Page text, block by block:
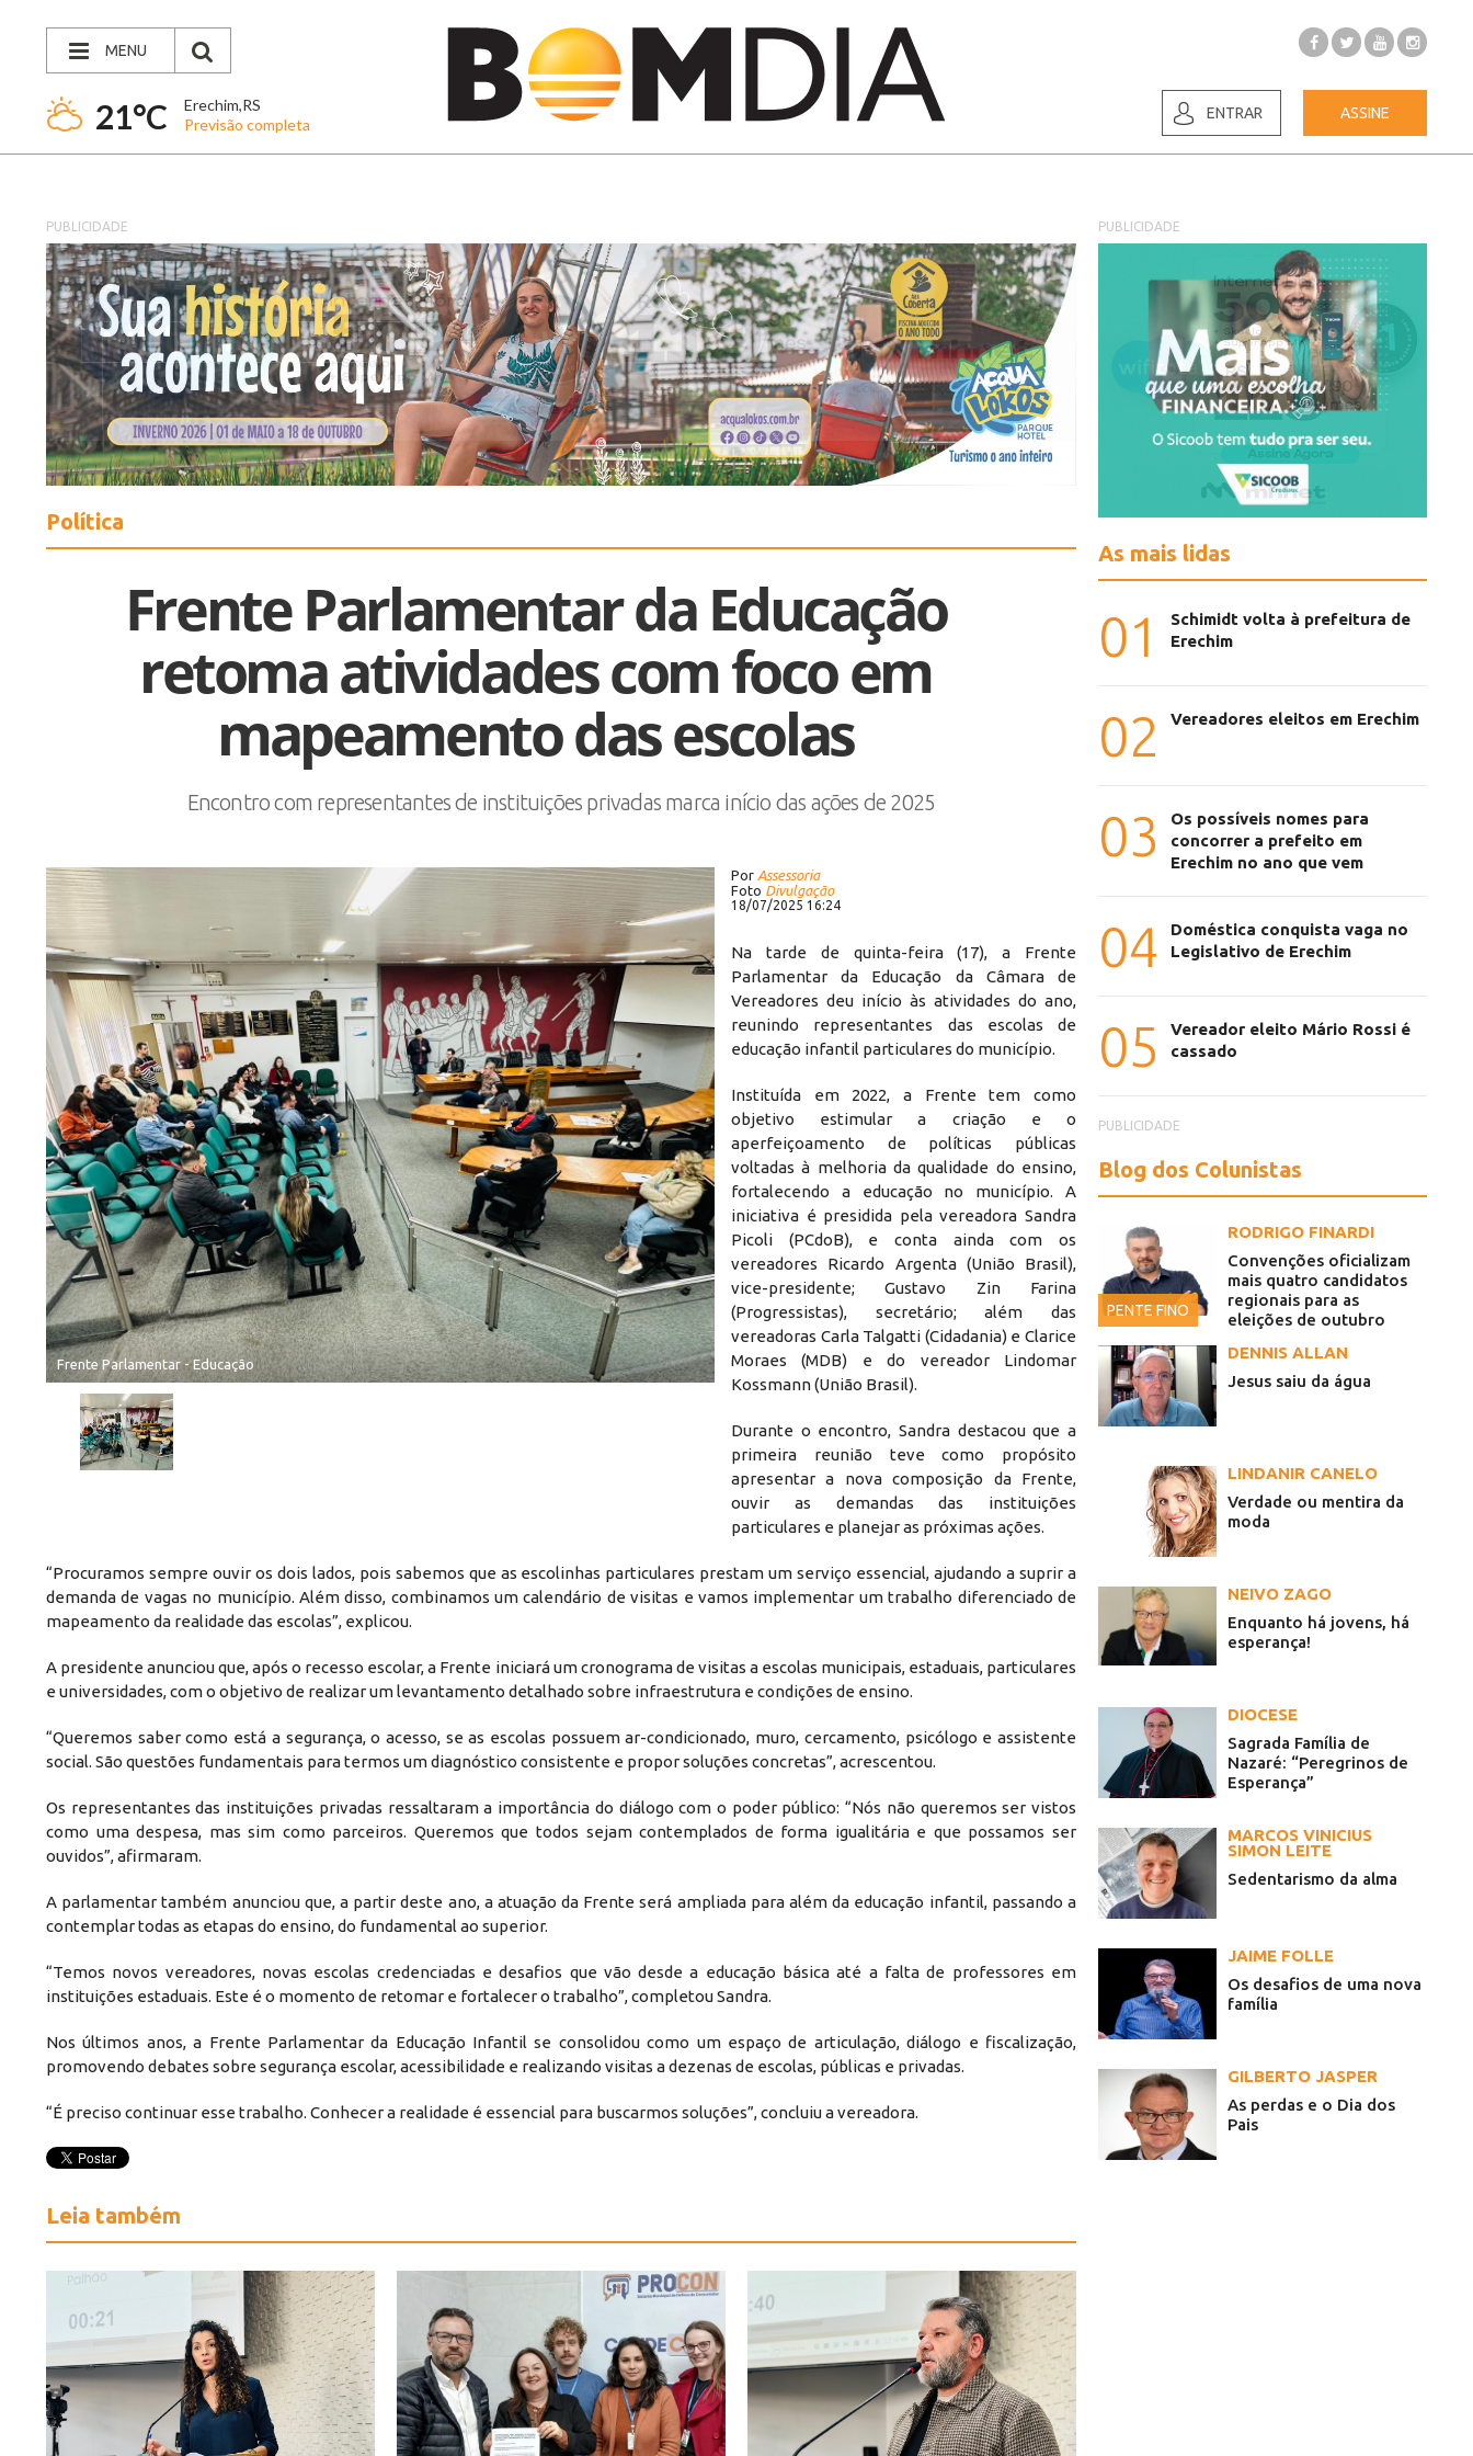
MENU
21°C
Erechim,RS
Previsão completa
ENTRAR ASSINE
PUBLICIDADE
Política
Frente Parlamentar da Educação
retoma atividades com foco em
mapeamento das escolas
Encontro com representantes de instituições privadas marca início das ações de 2025
Frente Parlamentar - Educação
Por Assessoria
Foto Divulgação
18/07/2025 16:24
Na tarde de quinta-feira (17), a Frente
Parlamentar da Educação da Câmara de
Vereadores deu início às atividades do ano,
reunindo representantes das escolas de
educação infantil particulares do município.
Instituída em 2022, a Frente tem como
objetivo estimular a criação e o
aperfeiçoamento de políticas públicas
voltadas à melhoria da qualidade do ensino,
fortalecendo a educação no município. A
iniciativa é presidida pela vereadora Sandra
Picoli (PCdoB), e conta ainda com os
vereadores Ricardo Argenta (União Brasil),
vice-presidente; Gustavo Zin Farina
(Progressistas), secretário; além das
vereadoras Carla Talgatti (Cidadania) e Clarice
Moraes (MDB) e do vereador Lindomar
Kossmann (União Brasil).
Durante o encontro, Sandra destacou que a
primeira reunião teve como propósito
apresentar a nova composição da Frente,
ouvir as demandas das instituições
particulares e planejar as próximas ações.
“Procuramos sempre ouvir os dois lados, pois sabemos que as escolinhas particulares prestam um serviço essencial, ajudando a suprir a
demanda de vagas no município. Além disso, combinamos um calendário de visitas e vamos implementar um trabalho diferenciado de
mapeamento da realidade das escolas”, explicou.
A presidente anunciou que, após o recesso escolar, a Frente iniciará um cronograma de visitas a escolas municipais, estaduais, particulares
e universidades, com o objetivo de realizar um levantamento detalhado sobre infraestrutura e condições de ensino.
“Queremos saber como está a segurança, o acesso, se as escolas possuem ar-condicionado, muro, cercamento, psicólogo e assistente
social. São questões fundamentais para termos um diagnóstico consistente e propor soluções concretas”, acrescentou.
Os representantes das instituições privadas ressaltaram a importância do diálogo com o poder público: “Nós não queremos ser vistos
como uma despesa, mas sim como parceiros. Queremos que todos sejam contemplados de forma igualitária e que possamos ser
ouvidos”, afirmaram.
A parlamentar também anunciou que, a partir deste ano, a atuação da Frente será ampliada para além da educação infantil, passando a
contemplar todas as etapas do ensino, do fundamental ao superior.
“Temos novos vereadores, novas escolas credenciadas e desafios que vão desde a educação básica até a falta de professores em
instituições estaduais. Este é o momento de retomar e fortalecer o trabalho”, completou Sandra.
Nos últimos anos, a Frente Parlamentar da Educação Infantil se consolidou como um espaço de articulação, diálogo e fiscalização,
promovendo debates sobre segurança escolar, acessibilidade e realizando visitas a dezenas de escolas, públicas e privadas.
“É preciso continuar esse trabalho. Conhecer a realidade é essencial para buscarmos soluções”, concluiu a vereadora.
Leia também
PUBLICIDADE
As mais lidas
01
Schimidt volta à prefeitura de
Erechim
02 Vereadores eleitos em Erechim
03
Os possíveis nomes para
concorrer a prefeito em
Erechim no ano que vem
04
Doméstica conquista vaga no
Legislativo de Erechim
05
Vereador eleito Mário Rossi é
cassado
PUBLICIDADE
Blog dos Colunistas
PENTE FINO
RODRIGO FINARDI
Convenções oficializam
mais quatro candidatos
regionais para as
eleições de outubro
DENNIS ALLAN
Jesus saiu da água
LINDANIR CANELO
Verdade ou mentira da
moda
NEIVO ZAGO
Enquanto há jovens, há
esperança!
DIOCESE
Sagrada Família de
Nazaré: “Peregrinos de
Esperança”
MARCOS VINICIUS
SIMON LEITE
Sedentarismo da alma
JAIME FOLLE
Os desafios de uma nova
família
GILBERTO JASPER
As perdas e o Dia dos
Pais